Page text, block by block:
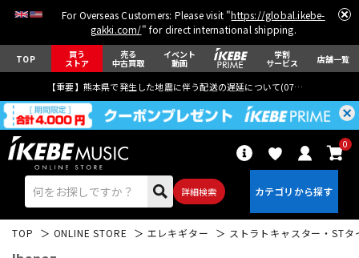
For Overseas Customers: Please visit "https://global.ikebe-
gakki.com/" for direct international shipping.
TOP 買う
ストア
売る
中古買取
イベント
動画
学割
サービス 店舗一覧
【重要】熊本県で発生した地震に伴う配送の遅延について(07月29日
詳細検索
0
TOP ONLINE STORE エレキギター ストラトキャスター・STタ